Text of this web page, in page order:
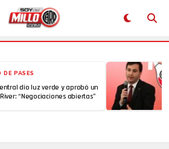
DE PASES
dio luz verde y aprobó un
“Negociaciones abiertas”